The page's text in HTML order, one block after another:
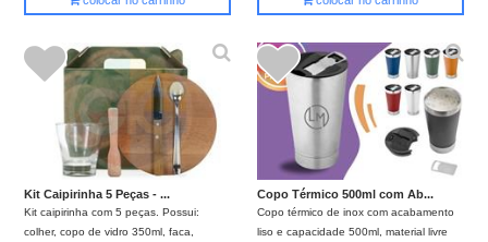
Kit Caipirinha 5 Peças - ...
Kit caipirinha com 5 peças. Possui:
colher, copo de vidro 350ml, faca,
Copo Térmico 500ml com Ab...
Copo térmico de inox com acabamento
liso e capacidade 500ml, material livre